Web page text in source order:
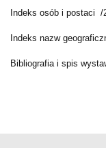
Indeks osób i postaci /
Indeks nazw
Bibliografia i spis